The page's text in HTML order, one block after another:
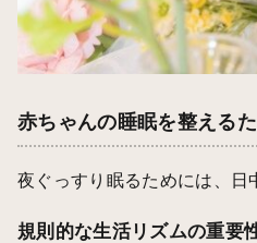
赤ちゃんの睡眠を整える
夜ぐっすり眠るためには、日
規則的な生活リズムの重要